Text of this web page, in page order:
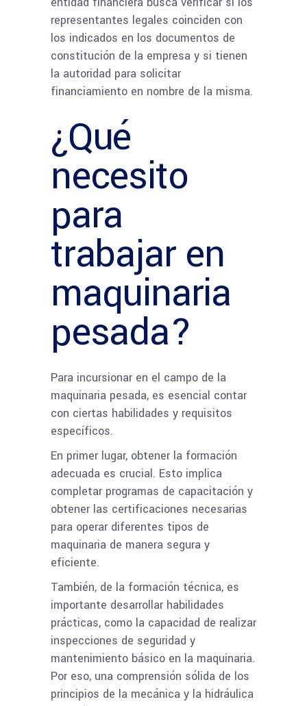
representantes legales coinciden con
los indicados en los documentos de
constitución de la empresa y si tienen
la autoridad para solicitar
financiamiento en nombre de la misma.
¿Qué
necesito
para
trabajar en
maquinaria
pesada?
Para incursionar en el campo de la
maquinaria pesada, es esencial contar
con ciertas habilidades y requisitos
específicos.
En primer lugar, obtener la formación
adecuada es crucial. Esto implica
completar programas de capacitación y
obtener las certificaciones necesarias
para operar diferentes tipos de
maquinaria de manera segura y
eficiente.
También, de la formación técnica, es
importante desarrollar habilidades
prácticas, como la capacidad de realizar
inspecciones de seguridad y
mantenimiento básico en la maquinaria.
Por eso, una comprensión sólida de los
principios de la mecánica y la hidráulica